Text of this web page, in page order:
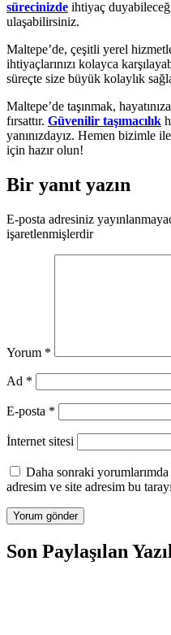
sürecinizde ihtiyaç
ulaşabilirsiniz.
Maltepe’de, çeşitli yerel
ihtiyaçlarınızı kolayca
süreçte size büyük kolaylık
Maltepe’de taşınmak,
fırsattır. Güvenilir taşımacılık
yanınızdayız. Hemen bizimle
için hazır olun!
Bir yanıt yazın
E-posta adresiniz
işaretlenmişlerdir
Yorum *
Ad *
E-posta *
İnternet sitesi
Daha sonraki yorumlarımda
adresim ve site adresim bu
Son Paylaşılan